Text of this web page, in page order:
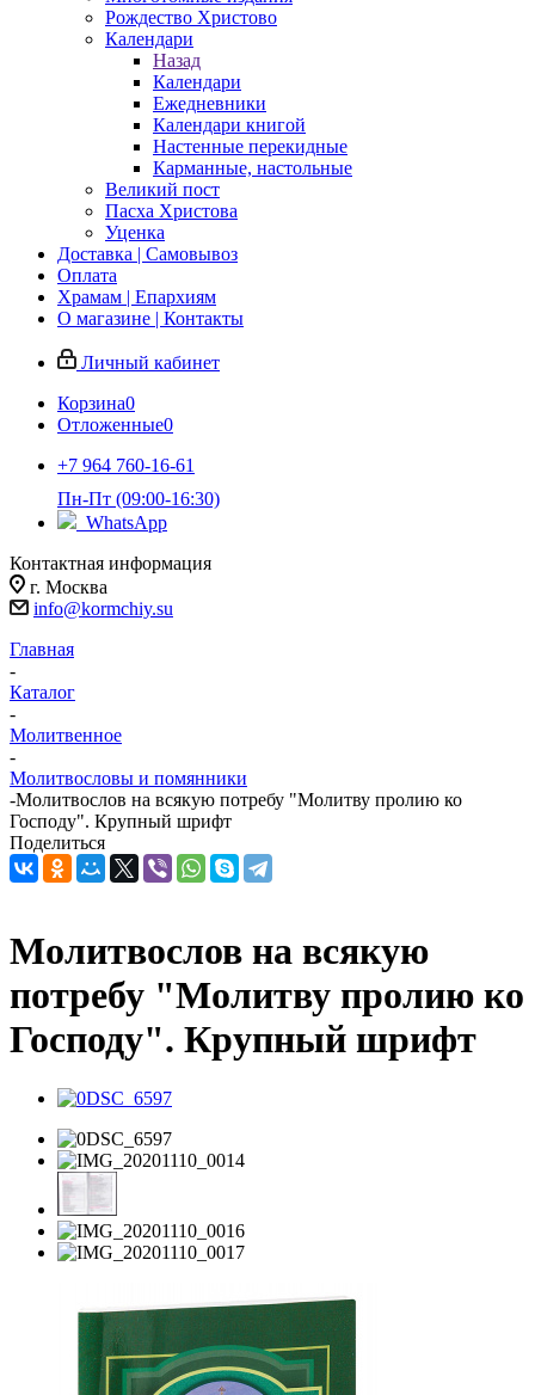
Рождество Христово
Календари
Назад
Календари
Ежедневники
Календари книгой
Настенные перекидные
Карманные, настольные
Великий пост
Пасха Христова
Уценка
Доставка | Самовывоз
Оплата
Храмам | Епархиям
О магазине | Контакты
Личный кабинет
Корзина0
Отложенные0
+7 964 760-16-61
Пн-Пт (09:00-16:30)
WhatsApp
Контактная информация
г. Москва
info@kormchiy.su
Главная
-
Каталог
-
Молитвенное
-
Молитвословы и помянники
-Молитвослов на всякую потребу "Молитву пролию ко
Господу". Крупный шрифт
Поделиться
Молитвослов на всякую
потребу "Молитву пролию ко
Господу". Крупный шрифт